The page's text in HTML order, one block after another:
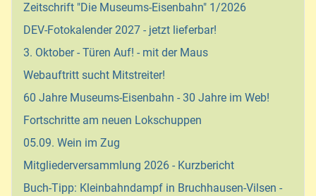
Zeitschrift "Die Museums-Eisenbahn" 1/2026
DEV-Fotokalender 2027 - jetzt lieferbar!
3. Oktober - Türen Auf! - mit der Maus
Webauftritt sucht Mitstreiter!
60 Jahre Museums-Eisenbahn - 30 Jahre im Web!
Fortschritte am neuen Lokschuppen
05.09. Wein im Zug
Mitgliederversammlung 2026 - Kurzbericht
Buch-Tipp: Kleinbahndampf in Bruchhausen-Vilsen -